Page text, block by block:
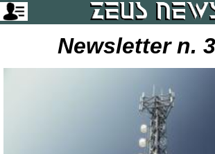
Newsletter n.